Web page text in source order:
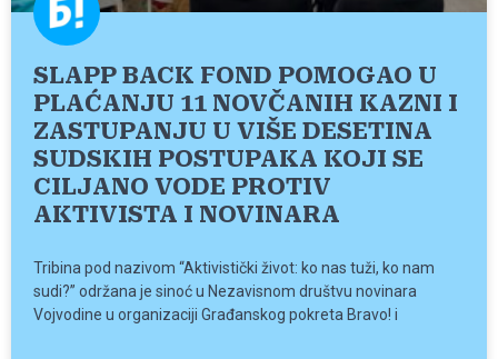
SLAPP BACK FOND POMOGAO U
PLAĆANJU 11 NOVČANIH KAZNI I
ZASTUPANJU U VIŠE DESETINA
SUDSKIH POSTUPAKA KOJI SE
CILJANO VODE PROTIV
AKTIVISTA I NOVINARA
Tribina pod nazivom “Aktivistički život: ko nas tuži, ko nam
sudi?” održana je sinoć u Nezavisnom društvu novinara
Vojvodine u organizaciji Građanskog pokreta Bravo! i